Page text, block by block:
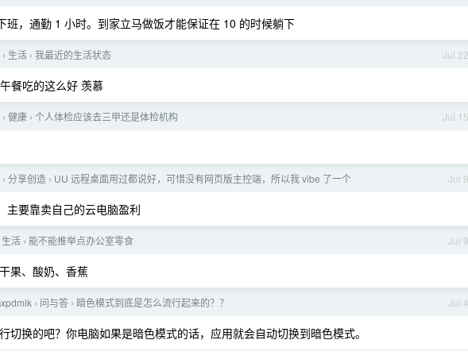
班，通勤 1 小时。到家立马做饭才能保证在 10 的时候躺下
Jul 22
› 生活 › 我最近的生活状态
餐吃的这么好 羡慕
Jul 15
› 健康 › 个人体检应该去三甲还是体检机构
Jul 9
› 分享创造 › UU 远程桌面用过都说好，可惜没有网页版主控端，所以我 vibe 了一个
主要靠卖自己的云电脑盈利
Jul 9
生活 › 能不能推举点办公室零食
果、酸奶、香蕉
Jul 4
› 问与答 › 暗色模式到底是怎么流行起来的？？
切换的吧？你电脑如果是暗色模式的话，应用就会自动切换到暗色模式。